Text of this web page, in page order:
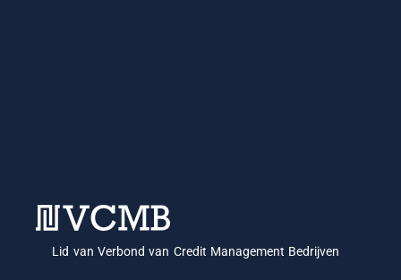
Lid van Verbond van Credit Management Bedrijven